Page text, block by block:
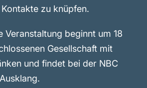
zu knüpfen.
Veranstaltung beginnt um 18
Gesellschaft mit
und findet bei der NBC